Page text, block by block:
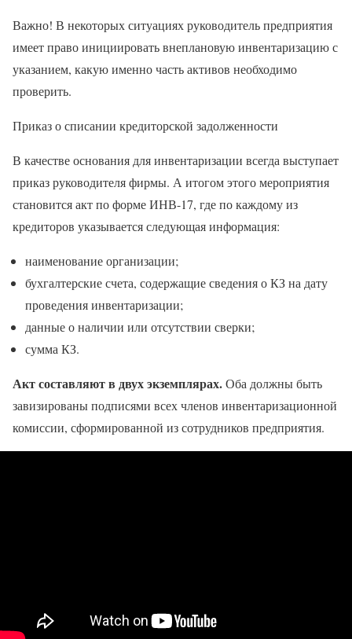
Важно! В некоторых ситуациях руководитель предприятия
имеет право инициировать внеплановую инвентаризацию с
указанием, какую именно часть активов необходимо
проверить.
Приказ о списании кредиторской задолженности
В качестве основания для инвентаризации всегда выступает
приказ руководителя фирмы. А итогом этого мероприятия
становится акт по форме ИНВ-17, где по каждому из
кредиторов указывается следующая информация:
наименование организации;
бухгалтерские счета, содержащие сведения о КЗ на дату
проведения инвентаризации;
данные о наличии или отсутствии сверки;
сумма КЗ.
Акт составляют в двух экземплярах.Оба должны быть
завизированы подписями всех членов инвентаризационной
комиссии, сформированной из сотрудников предприятия.